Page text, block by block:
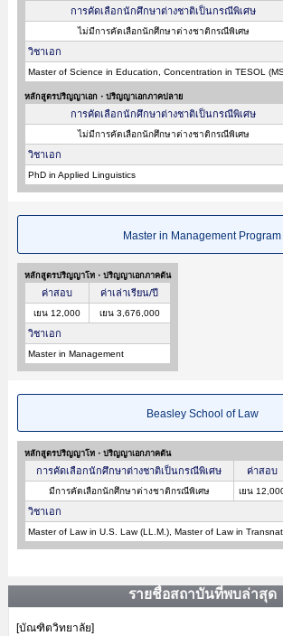
การคัดเลือกนักศึกษาต่างชาติเป็นกรณีพิเศษ
ไม่มีการคัดเลือกนักศึกษาต่างชาติกรณีพิเศษ
วิชาเอก
Master of Science in Education, Concentration in TESOL
หลักสูตรปริญญาเอก・ปริญญาเอกภาคปลาย
การคัดเลือกนักศึกษาต่างชาติเป็นกรณีพิเศษ
ไม่มีการคัดเลือกนักศึกษาต่างชาติกรณีพิเศษ
วิชาเอก
PhD in Applied Linguistics
Master in Management Program
หลักสูตรปริญญาโท・ปริญญาเอกภาคต้น
ค่าสอบ ค่าเล่าเรียน/ปี
เยน 12,000 เยน 3,676,000
วิชาเอก
Master in Management
Beasley School of Law
หลักสูตรปริญญาโท・ปริญญาเอกภาคต้น
การคัดเลือกนักศึกษาต่างชาติเป็นกรณีพิเศษ ค่าสอบ
มีการคัดเลือกนักศึกษาต่างชาติกรณีพิเศษ เยน
วิชาเอก
Master of Law in U.S. Law (LL.M.), Master of Law in
รายชื่อสถาบันที่พบล่าสุด
[บัณฑิตวิทยาลัย]